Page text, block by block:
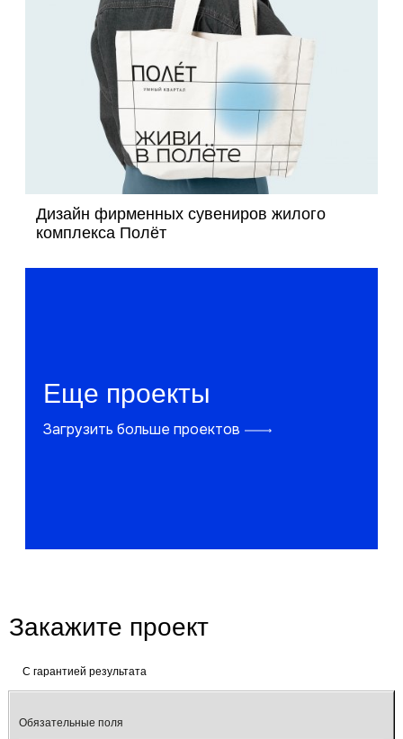
Дизайн фирменных сувениров жилого
комплекса Полёт
Еще проекты
Загрузить больше проектов
Закажите проект
C гарантией результата
Обязательные поля